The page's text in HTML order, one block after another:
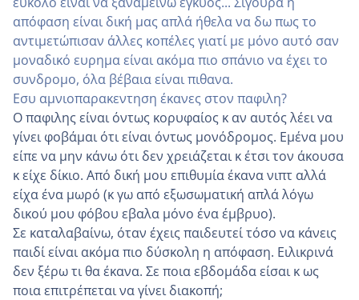
απόφαση είναι δική μας απλά ήθελα να δω πως το
αντιμετώπισαν άλλες κοπέλες γιατί με μόνο αυτό σαν
μοναδικό ευρημα είναι ακόμα πιο σπάνιο να έχει το
συνδρομο, όλα βέβαια είναι πιθανα.
Εσυ αμνιοπαρακεντηση έκανες στον παφιλη?
Ο παφιλης είναι όντως κορυφαίος κ αν αυτός λέει να
γίνει φοβάμαι ότι είναι όντως μονόδρομος. Εμένα μου
είπε να μην κάνω ότι δεν χρειάζεται κ έτσι τον άκουσα
κ είχε δίκιο. Από δική μου επιθυμία έκανα νιπτ αλλά
είχα ένα μωρό (κ γω από εξωσωματική απλά λόγω
δικού μου φόβου εβαλα μόνο ένα έμβρυο).
Σε καταλαβαίνω, όταν έχεις παιδευτεί τόσο να κάνεις
παιδί είναι ακόμα πιο δύσκολη η απόφαση. Ειλικρινά
δεν ξέρω τι θα έκανα. Σε ποια εβδομάδα είσαι κ ως
ποια επιτρέπεται να γίνει διακοπή;